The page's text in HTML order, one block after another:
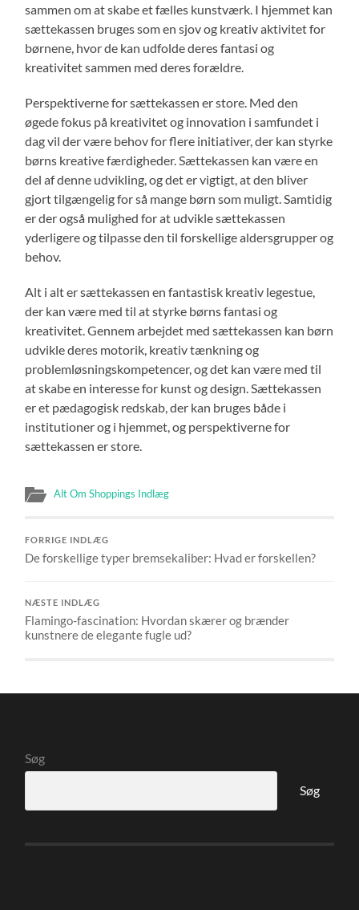
sammen om at skabe et fælles kunstværk. I hjemmet kan
sættekassen bruges som en sjov og kreativ aktivitet for
børnene, hvor de kan udfolde deres fantasi og
kreativitet sammen med deres forældre.
Perspektiverne for sættekassen er store. Med den
øgede fokus på kreativitet og innovation i samfundet i
dag vil der være behov for flere initiativer, der kan styrke
børns kreative færdigheder. Sættekassen kan være en
del af denne udvikling, og det er vigtigt, at den bliver
gjort tilgængelig for så mange børn som muligt. Samtidig
er der også mulighed for at udvikle sættekassen
yderligere og tilpasse den til forskellige aldersgrupper og
behov.
Alt i alt er sættekassen en fantastisk kreativ legestue,
der kan være med til at styrke børns fantasi og
kreativitet. Gennem arbejdet med sættekassen kan børn
udvikle deres motorik, kreativ tænkning og
problemløsningskompetencer, og det kan være med til
at skabe en interesse for kunst og design. Sættekassen
er et pædagogisk redskab, der kan bruges både i
institutioner og i hjemmet, og perspektiverne for
sættekassen er store.
Alt Om Shoppings Indlæg
FORRIGE INDLÆG
De forskellige typer bremsekaliber: Hvad er forskellen?
NÆSTE INDLÆG
Flamingo-fascination: Hvordan skærer og brænder
kunstnere de elegante fugle ud?
Søg
Søg